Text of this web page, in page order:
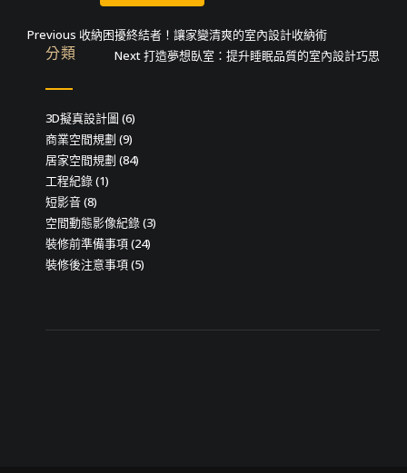
文
導
覽
Previous Previous
收納困擾終結者！讓家變清爽的室內設計收納術
NextNext
打造夢想臥室：提升睡眠品質的室內設計巧思
分類
3D擬真設計圖 (6)
商業空間規劃 (9)
居家空間規劃 (84)
工程紀錄(1)
短影音(8)
空間動態影像紀錄(3)
裝修前準備事項(24)
裝修後注意事項(5)